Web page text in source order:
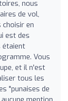
nous
de vol,
en
est des
étaient
Vous
et il n'est
tous les
"punaises de